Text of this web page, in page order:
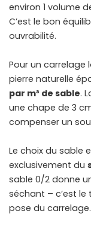
environ 1 volume
C’est le bon
ouvrabilité.
Pour un
pierre naturelle
par m³ de sable.
une chape de 3
compenser un
Le choix du sable
exclusivement du
sable 0/2 donne
séchant – c’est le
pose du carrelage.